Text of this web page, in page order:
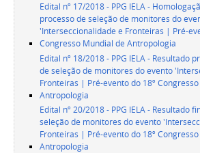
Edital nº 17/2018 - PPG IELA -
processo de seleção de monitores do
'Interseccionalidade e Fronteiras | Pré-
Congresso Mundial de Antropologia
Edital nº 18/2018 - PPG IELA - Resultado
de seleção de monitores do evento
Fronteiras | Pré-evento do 18º
Antropologia
Edital nº 20/2018 - PPG IELA - Resultado
seleção de monitores do evento
Fronteiras | Pré-evento do 18º
Antropologia